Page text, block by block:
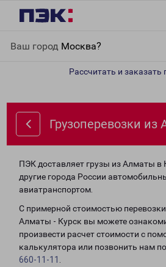
Ваш город Москва?
Рассчитать и заказать
Грузоперевозки
ПЭК доставляет грузы из Алматы в
другие города России
авиатранспортом.
С примерной стоимостью
Алматы - Курск вы можете
произвести расчет стоимости с
калькулятора или позвонить нам
660-11-11